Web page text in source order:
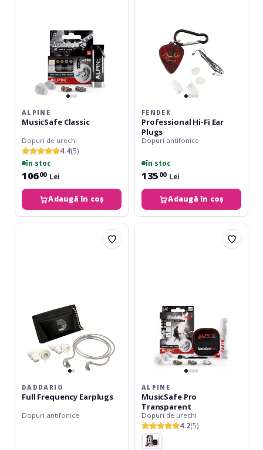
ALPINE
MusicSafe Classic
Dopuri de urechi
4.4(5)
în stoc
10600 Lei
Adaugă în coș
FENDER
Professional Hi-Fi Ear
Plugs
Dopuri antifonice
în stoc
135 00 Lei
Adaugă în coș
Daddario
DADDARIO
Full Frequency Earplugs
Dopuri antifonice
Alpine
ALPINE
MusicSafe Pro
Transparent
Dopuri de urechi
4.2(5)